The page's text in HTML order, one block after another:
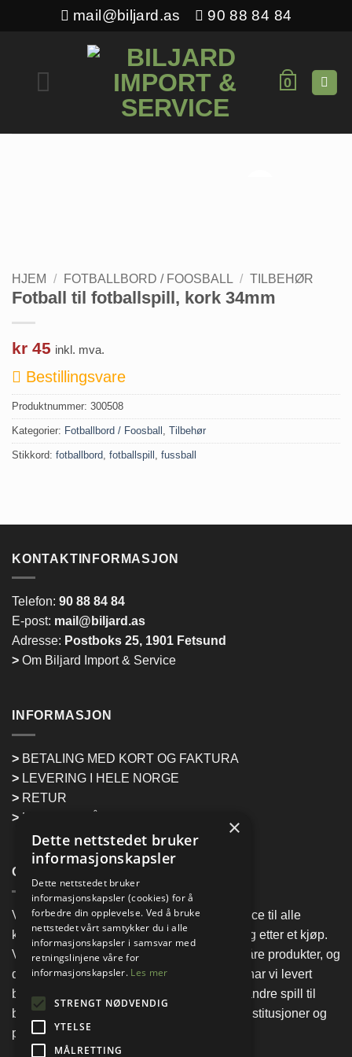
mail@biljard.as 90 88 84 84
0
HJEM / FOTBALLBORD / FOOSBALL / TILBEHØR
Fotball til fotballspill, kork 34mm
kr 45 inkl. mva.
Bestillingsvare
Produktnummer: 300508
Kategorier: Fotballbord / Foosball , Tilbehør
Stikkord: fotballbord, fotballspill , fussball
KONTAKTINFORMASJON
Telefon: 90 88 84 84
E-post: mail@biljard.as
Adresse: Postboks 25, 1901 Fetsund
> Om Biljard Import & Service
INFORMASJON
> BETALING MED KORT OG FAKTURA
> LEVERING I HELE NORGE
> RETUR
> HENTING PÅ LAGER
OM BILJARD IMPORT & SERVICE
Vårt mål er at vi skal levere kvalitet og service til alle
kunder! Hos oss skal du få hjelp både før og etter et kjøp.
Vi har lang erfaring og god kunnskap om våre produkter, og
det skal være din trygghet. I mer enn 25 år har vi levert
biljardbord, air hockey, bordtennisbord og andre spill til
både lag og foreninger, ungdomsklubber, institusjoner og
private.
×
Dette nettstedet bruker
informasjonskapsler
Dette nettstedet bruker
informasjonskapsler (cookies) for å
forbedre din opplevelse. Ved å bruke
nettstedet vårt samtykker du i alle
informasjonskapsler i samsvar med
retningslinjene våre for
informasjonskapsler. Les mer
STRENGT NØDVENDIG
YTELSE
MÅLRETTING